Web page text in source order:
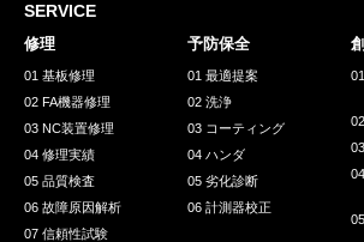
採用情報
GREEN
環境への取り組み
お問い合わせ 発送先
SERVICE
修理
01 基板修理
02 FA機器修理
03 NC装置修理
04 修理実績
05 品質検査
06 故障原因解析
07 信頼性試験
予防保全
01 最適提案
02 洗浄
03 コーティング
04 ハンダ
05 劣化診断
06 計測器校正